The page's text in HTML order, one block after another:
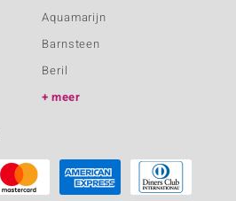
Aquamarijn
Barnsteen
Beril
meer